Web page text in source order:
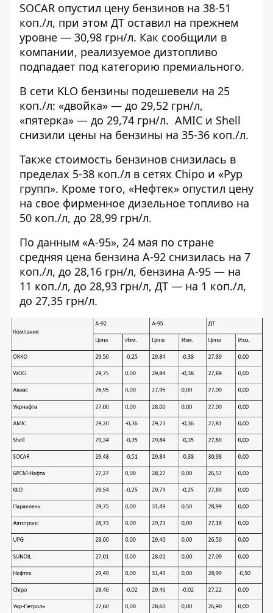
SOCAR опустил цену бензинов на 38-51
коп./л, при этом ДТ оставил на прежнем
уровне — 30,98 грн/л. Как сообщили в
компании, реализуемое дизтопливо
подпадает под категорию премиального.
В сети KLO бензины подешевели на 25
коп./л: «двойка» — до 29,52 грн/л,
«пятерка» — до 29,74 грн/л. AMIC и Shell
снизили цены на бензины на 35-36 коп./л.
Также стоимость бензинов снизилась в
пределах 5-38 коп./л в сетях Chipo и «Рур
групп». Кроме того, «Нефтек» опустил цену
на свое фирменное дизельное топливо на
50 коп./л, до 28,99 грн/л.
По данным «А-95», 24 мая по стране
средняя цена бензина А-92 снизилась на 7
коп./л, до 28,16 грн/л, бензина А-95 — на
11 коп./л, до 28,93 грн/л, ДТ — на 1 коп./л,
до 27,35 грн/л.